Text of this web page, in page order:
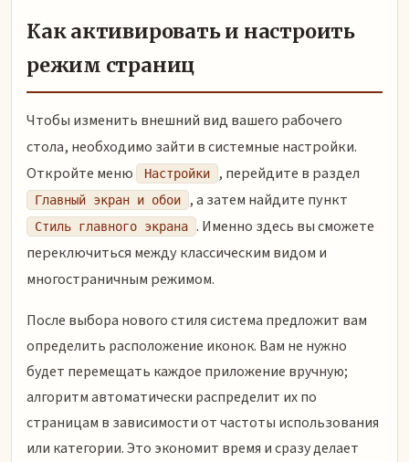
Как активировать и настроить
режим страниц
Чтобы изменить внешний вид вашего рабочего
стола, необходимо зайти в системные настройки.
Откройте меню
Настройки , перейдите в раздел
Главный экран и обои , а затем найдите пункт
Стиль главного экрана . Именно здесь вы сможете
переключиться между классическим видом и
многостраничным режимом.
После выбора нового стиля система предложит вам
определить расположение иконок. Вам не нужно
будет перемещать каждое приложение вручную;
алгоритм автоматически распределит их по
страницам в зависимости от частоты использования
или категории. Это экономит время и сразу делает